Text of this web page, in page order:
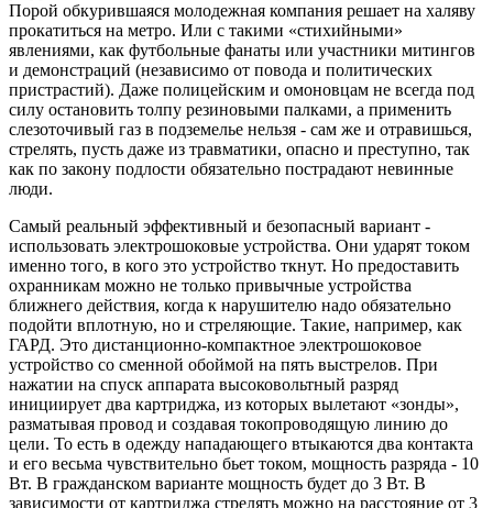
Порой обкурившаяся молодежная компания решает на халяву
прокатиться на метро. Или с такими «стихийными»
явлениями, как футбольные фанаты или участники митингов
и демонстраций (независимо от повода и политических
пристрастий). Даже полицейским и омоновцам не всегда под
силу остановить толпу резиновыми палками, а применить
слезоточивый газ в подземелье нельзя - сам же и отравишься,
стрелять, пусть даже из травматики, опасно и преступно, так
как по закону подлости обязательно пострадают невинные
люди.
Самый реальный эффективный и безопасный вариант -
использовать электрошоковые устройства. Они ударят током
именно того, в кого это устройство ткнут. Но предоставить
охранникам можно не только привычные устройства
ближнего действия, когда к нарушителю надо обязательно
подойти вплотную, но и стреляющие. Такие, например, как
ГАРД. Это дистанционно-компактное электрошоковое
устройство со сменной обоймой на пять выстрелов. При
нажатии на спуск аппарата высоковольтный разряд
инициирует два картриджа, из которых вылетают «зонды»,
разматывая провод и создавая токопроводящую линию до
цели. То есть в одежду нападающего втыкаются два контакта
и его весьма чувствительно бьет током, мощность разряда - 10
Вт. В гражданском варианте мощность будет до 3 Вт. В
зависимости от картриджа стрелять можно на расстояние от 3